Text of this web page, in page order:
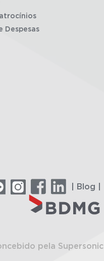
Despesas
| Blog |
pela Supersonic